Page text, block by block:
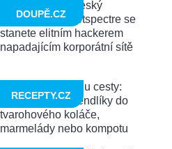
DOUPĚ.CZ
RECEPTY.CZ